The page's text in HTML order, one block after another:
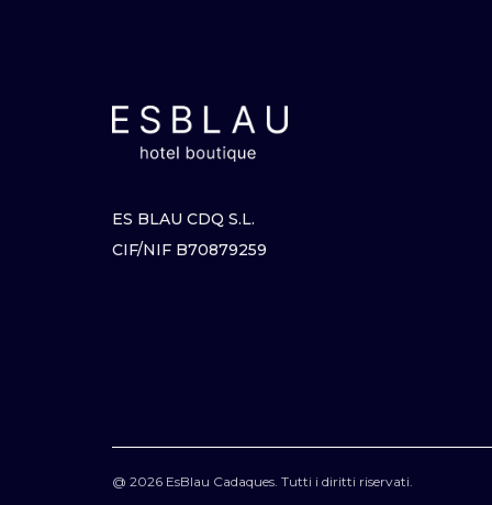
ES BLAU CDQ S.L.
CIF/NIF B70879259
@ 2026 EsBlau Cadaques. Tutti i diritti riservati.